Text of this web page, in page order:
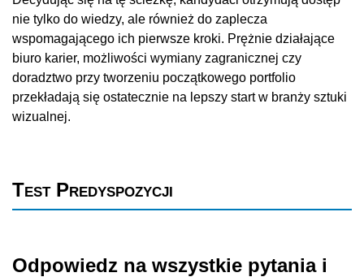
nie tylko do wiedzy, ale również do zaplecza
wspomagającego ich pierwsze kroki. Prężnie działające
biuro karier, możliwości wymiany zagranicznej czy
doradztwo przy tworzeniu początkowego portfolio
przekładają się ostatecznie na lepszy start w branży sztuki
wizualnej.
Test Predyspozycji
Odpowiedz na wszystkie pytania i